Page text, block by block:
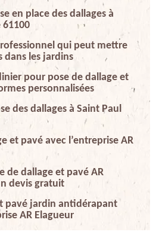
en place des dallages à
61100
qui peut mettre
dans les jardins
pour pose de dallage et
personnalisées
des dallages à Saint Paul
et pavé avec l’entreprise AR
de dallage et pavé AR
devis gratuit
pavé jardin antidérapant
AR Elagueur